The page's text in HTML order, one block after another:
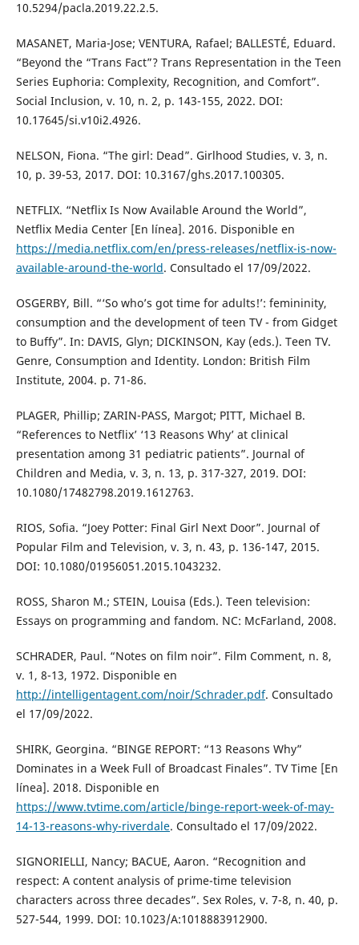
10.5294/pacla.2019.22.2.5.
MASANET, Maria-Jose; VENTURA, Rafael; BALLESTÉ, Eduard.
“Beyond the “Trans Fact”? Trans Representation in the Teen
Series Euphoria: Complexity, Recognition, and Comfort”.
Social Inclusion, v. 10, n. 2, p. 143-155, 2022. DOI:
10.17645/si.v10i2.4926.
NELSON, Fiona. “The girl: Dead”. Girlhood Studies, v. 3, n.
10, p. 39-53, 2017. DOI: 10.3167/ghs.2017.100305.
NETFLIX. “Netflix Is Now Available Around the World”,
Netflix Media Center [En línea]. 2016. Disponible en
https://media.netflix.com/en/press-releases/netflix-is-now-
available-around-the-world. Consultado el 17/09/2022.
OSGERBY, Bill. “‘So who’s got time for adults!’: femininity,
consumption and the development of teen TV - from Gidget
to Buffy”. In: DAVIS, Glyn; DICKINSON, Kay (eds.). Teen TV.
Genre, Consumption and Identity. London: British Film
Institute, 2004. p. 71-86.
PLAGER, Phillip; ZARIN-PASS, Margot; PITT, Michael B.
“References to Netflix’ ‘13 Reasons Why’ at clinical
presentation among 31 pediatric patients”. Journal of
Children and Media, v. 3, n. 13, p. 317-327, 2019. DOI:
10.1080/17482798.2019.1612763.
RIOS, Sofia. “Joey Potter: Final Girl Next Door”. Journal of
Popular Film and Television, v. 3, n. 43, p. 136-147, 2015.
DOI: 10.1080/01956051.2015.1043232.
ROSS, Sharon M.; STEIN, Louisa (Eds.). Teen television:
Essays on programming and fandom. NC: McFarland, 2008.
SCHRADER, Paul. “Notes on film noir”. Film Comment, n. 8,
v. 1, 8-13, 1972. Disponible en
http://intelligentagent.com/noir/Schrader.pdf. Consultado
el 17/09/2022.
SHIRK, Georgina. “BINGE REPORT: “13 Reasons Why”
Dominates in a Week Full of Broadcast Finales”. TV Time [En
línea]. 2018. Disponible en
https://www.tvtime.com/article/binge-report-week-of-may-
14-13-reasons-why-riverdale. Consultado el 17/09/2022.
SIGNORIELLI, Nancy; BACUE, Aaron. “Recognition and
respect: A content analysis of prime-time television
characters across three decades”. Sex Roles, v. 7-8, n. 40, p.
527-544, 1999. DOI: 10.1023/A:1018883912900.